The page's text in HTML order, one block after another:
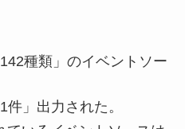
種類」のイベントソー
」出力された。